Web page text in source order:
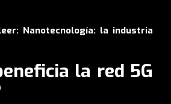
Nanotecnología: la industria
la red 5G